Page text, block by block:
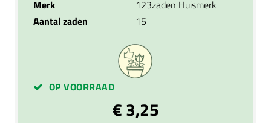
Merk
123zaden Huismerk
Aantal zaden
15
OP VOORRAAD
€ 3,25